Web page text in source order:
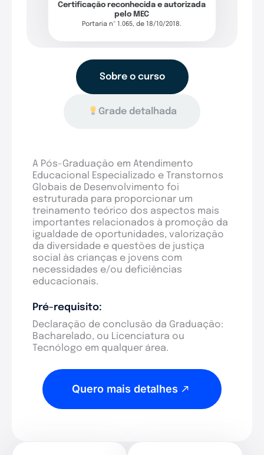
Certificação reconhecida e autorizada
pelo MEC
Portaria nº 1.065, de 18/10/2018.
Sobre o curso
Grade detalhada
A Pós-Graduação em Atendimento
Educacional Especializado e Transtornos
Globais de Desenvolvimento foi
estruturada para proporcionar um
treinamento teórico dos aspectos mais
importantes relacionados à promoção da
igualdade de oportunidades, valorização
da diversidade e questões de justiça
social às crianças e jovens com
necessidades e/ou deficiências
educacionais.
Pré-requisito:
Declaração de conclusão da Graduação:
Bacharelado, ou Licenciatura ou
Tecnólogo em qualquer área.
Quero mais detalhes